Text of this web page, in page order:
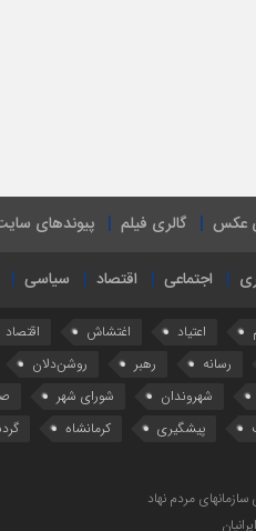
عکس گالری فیلم پیوندهای
اجتماعی اقتصاد سیاسی
اعتیاد اغتشاش
اقتصاد
رسانه رهبر
روشن‌دلان
شهروندان شورای شهر
پیشگیری کرمانشاه
مردم نهاد